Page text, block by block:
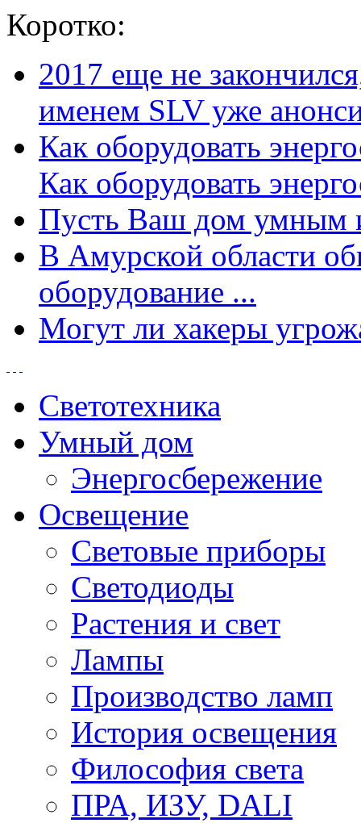
Коротко:
2017 еще не
именем SLV уже
Как оборудовать
Как оборудовать
Пусть Ваш дом умным
В Амурской области
оборудование ...
Могут ли хакеры
Светотехника
Умный дом
Энергосбережение
Освещение
Световые приборы
Светодиоды
Растения и свет
Лампы
Производство ламп
История освещения
Философия света
ПРА, ИЗУ, DALI